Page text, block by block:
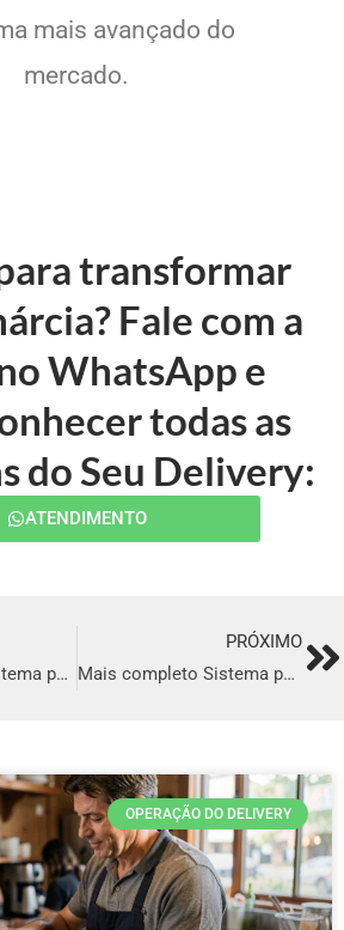
mais avançado do
mercado.
transformar
Fale com a
WhatsApp e
todas as
do Seu Delivery:
ATENDIMENTO
Mais completo Sistema para Delivery em Novo Hamburgo
PRÓXIMO
Mais completo Sistema para Delivery em Palmas
OPERAÇÃO DO DELIVERY